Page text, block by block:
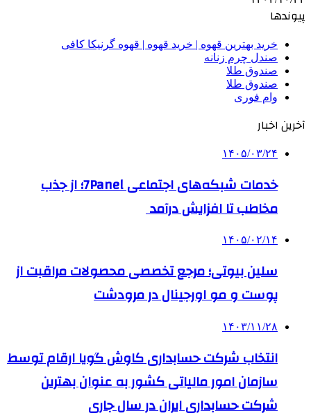
پیوندها
خرید بهترین قهوه | خرید قهوه | قهوه گرنیکا کافی
صندل چرم زنانه
صندوق طلا
صندوق طلا
وام فوری
آخرین اخبار
۱۴۰۵/۰۳/۲۴
خدمات شبکه‌های اجتماعی 7Panel؛ از جذب
مخاطب تا افزایش درآمد
۱۴۰۵/۰۲/۱۴
سلین بیوتی؛ مرجع تخصصی محصولات مراقبت از
پوست و مو اورجینال در مرودشت
۱۴۰۳/۱۱/۲۸
انتخاب شرکت حسابداری کاوش گویا ارقام توسط
سازمان امور مالیاتی کشور به عنوان بهترین
شرکت حسابداری ایران در سال جاری